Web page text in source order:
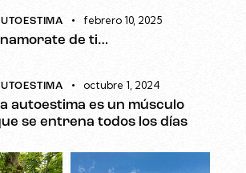
febrero 10, 2025
de ti…
octubre 1, 2024
autoestima es un músculo
se entrena todos los días